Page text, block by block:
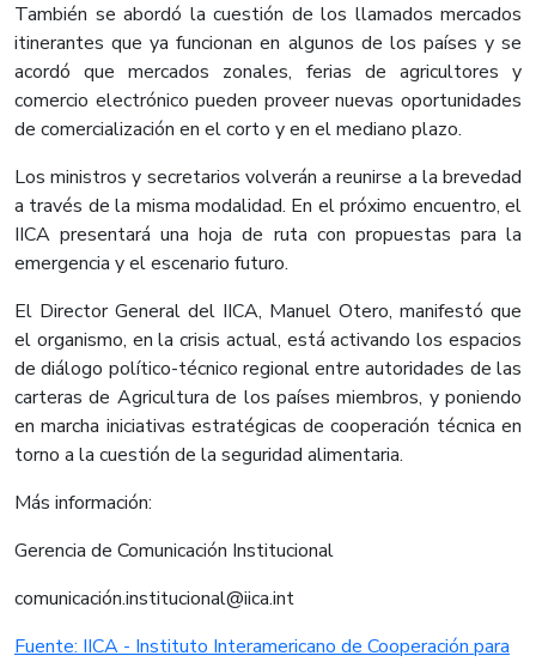
También se abordó la cuestión de los llamados mercados
itinerantes que ya funcionan en algunos de los países y se
acordó que mercados zonales, ferias de agricultores y
comercio electrónico pueden proveer nuevas oportunidades
de comercialización en el corto y en el mediano plazo.
Los ministros y secretarios volverán a reunirse a la brevedad
a través de la misma modalidad. En el próximo encuentro, el
IICA presentará una hoja de ruta con propuestas para la
emergencia y el escenario futuro.
El Director General del IICA, Manuel Otero, manifestó que
el organismo, en la crisis actual, está activando los espacios
de diálogo político-técnico regional entre autoridades de las
carteras de Agricultura de los países miembros, y poniendo
en marcha iniciativas estratégicas de cooperación técnica en
torno a la cuestión de la seguridad alimentaria.
Más información:
Gerencia de Comunicación Institucional
comunicación.institucional@iica.int
Fuente: IICA - Instituto Interamericano de Cooperación para